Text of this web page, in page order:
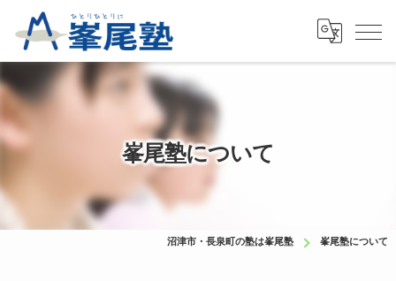
峯尾塾について
沼津市・長泉町の塾は峯尾塾 峯尾塾について